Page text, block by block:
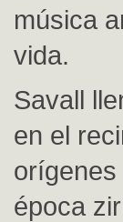
música
vida.
Savall
en el
época